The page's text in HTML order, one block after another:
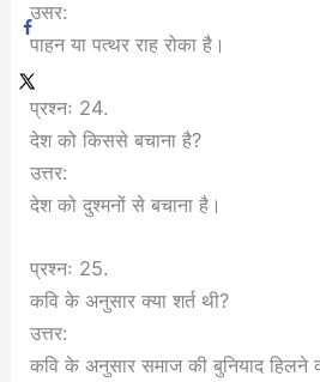
उसर:
पाहन या पत्थर राह रोका है।
प्रश्नः 24.
देश को किससे बचाना है?
उत्तर:
देश को दुश्मनों से बचाना है।
प्रश्नः 25.
कवि के अनुसार क्या शर्त थी?
उत्तर:
कवि के अनुसार समाज की बुनियाद हिलने